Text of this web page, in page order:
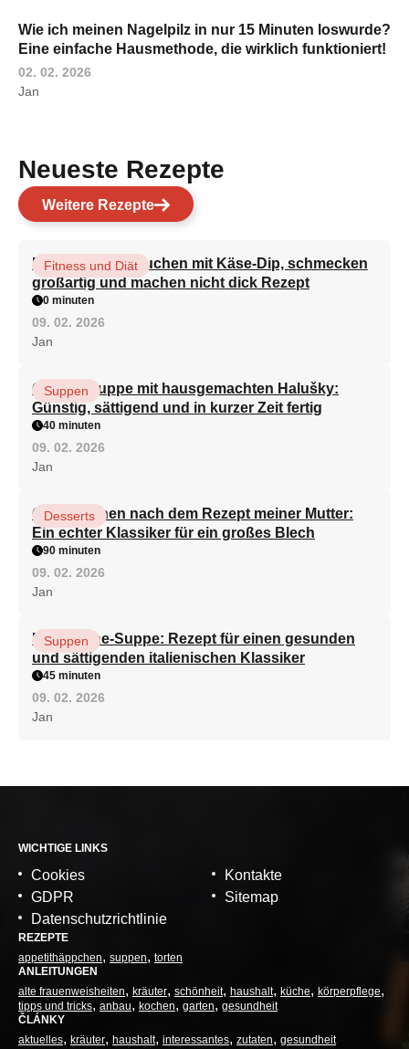
Wie ich meinen Nagelpilz in nur 15 Minuten loswurde?
Eine einfache Hausmethode, die wirklich funktioniert!
02. 02. 2026
Jan
Neueste Rezepte
Weitere Rezepte
Brokkoli-Pfannkuchen mit Käse-Dip, schmecken
großartig und machen nicht dick Rezept
Fitness und Diät
0 minuten
09. 02. 2026
Jan
Gemüsesuppe mit hausgemachten Halušky:
Günstig, sättigend und in kurzer Zeit fertig
Suppen
40 minuten
09. 02. 2026
Jan
Quarkkuchen nach dem Rezept meiner Mutter:
Ein echter Klassiker für ein großes Blech
Desserts
90 minuten
09. 02. 2026
Jan
Minestrone-Suppe: Rezept für einen gesunden
und sättigenden italienischen Klassiker
Suppen
45 minuten
09. 02. 2026
Jan
WICHTIGE LINKS
Cookies
GDPR
Datenschutzrichtlinie
Kontakte
Sitemap
REZEPTE
appetithäppchen
suppen
torten
ANLEITUNGEN
alte frauenweisheiten
kräuter schönheit haushalt küche
körperpflege
tipps und tricks anbau kochen garten
gesundheit
ČLÁNKY
aktuelles kräuter haushalt interessantes zutaten
gesundheit